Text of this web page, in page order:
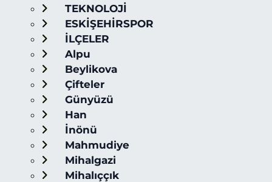
TEKNOLOJİ
ESKİŞEHİRSPOR
İLÇELER
Alpu
Beylikova
Çifteler
Günyüzü
Han
İnönü
Mahmudiye
Mihalgazi
Mihalıççık